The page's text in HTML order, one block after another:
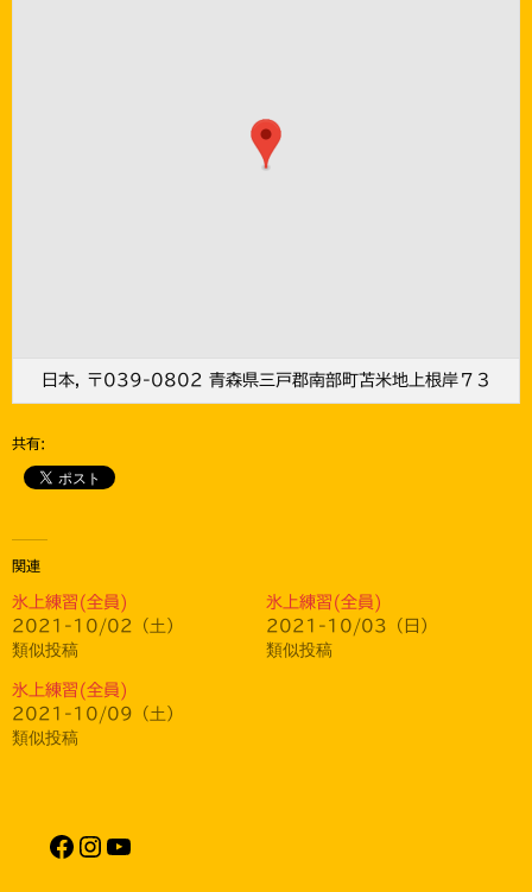
日本, 〒039-0802 青森県三戸郡南部町苫米地上根岸７３
共有:
関連
氷上練習(全員)
2021-10/02（土）
類似投稿
氷上練習(全員)
2021-10/03（日）
類似投稿
氷上練習(全員)
2021-10/09（土）
類似投稿
Facebook
Instagram
YouTube